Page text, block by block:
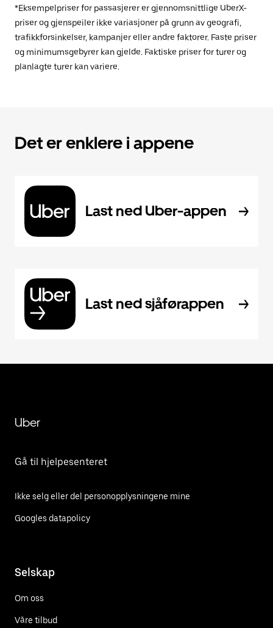
*Eksempelpriser for passasjerer er gjennomsnittlige UberX-
priser og gjenspeiler ikke variasjoner på grunn av geografi,
trafikkforsinkelser, kampanjer eller andre faktorer. Faste priser
og minimumsgebyrer kan gjelde. Faktiske priser for turer og
planlagte turer kan variere.
Det er enklere i appene
Last ned Uber-appen
Last ned sjåførappen
Uber
Gå til hjelpesenteret
Ikke selg eller del personopplysningene mine
Googles datapolicy
Selskap
Om oss
Våre tilbud